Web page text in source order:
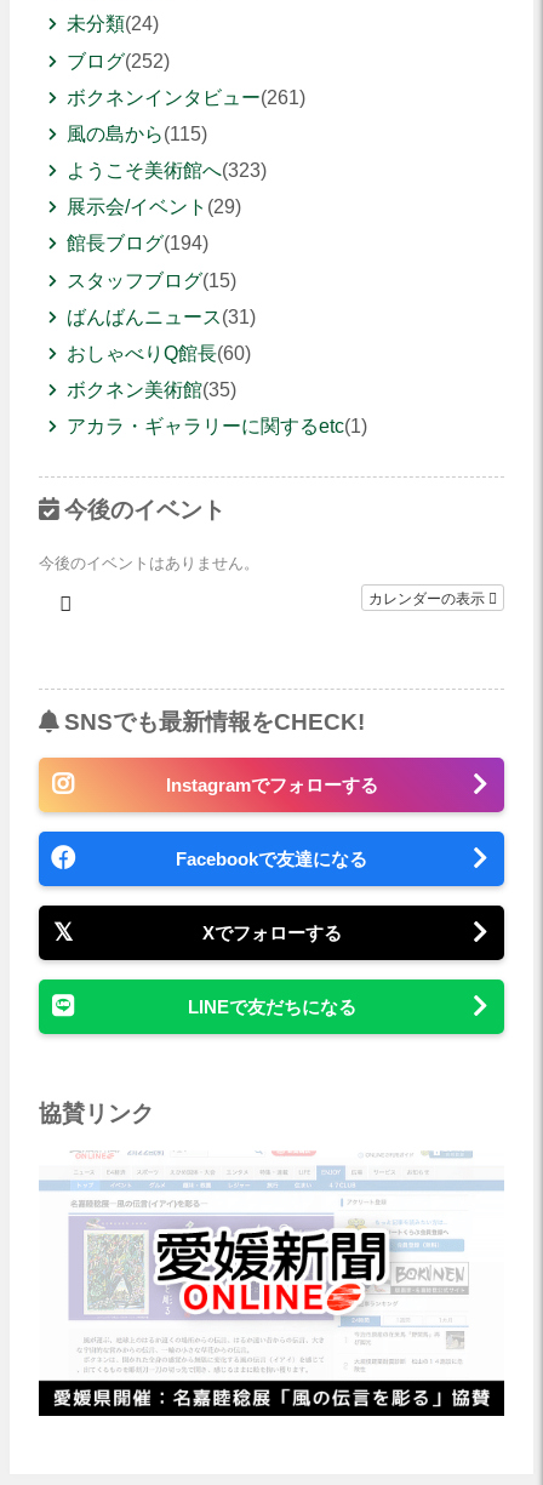
未分類(24)
ブログ(252)
ボクネンインタビュー(261)
風の島から(115)
ようこそ美術館へ(323)
展示会/イベント (29)
館長ブログ(194)
スタッフブログ(15)
ばんばんニュース(31)
おしゃべりQ館長(60)
ボクネン美術館(35)
アカラ・ギャラリーに関するetc(1)
今後のイベント
今後のイベントはありません。
カレンダーの表示
SNSでも最新情報をCHECK!
Instagramでフォローする
Facebookで友達になる
Xでフォローする
LINEで友だちになる
協賛リンク